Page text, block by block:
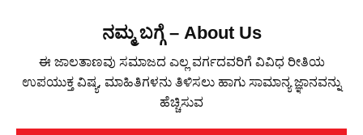
ನಮ್ಮ ಬಗ್ಗೆ – About Us
ಈ ಜಾಲತಾಣವು ಸಮಾಜದ ಎಲ್ಲ ವರ್ಗದವರಿಗೆ ವಿವಿಧ ರೀತಿಯ
ಉಪಯುಕ್ತ ವಿಷ್ಯ, ಮಾಹಿತಿಗಳನು ತಿಳಿಸಲು ಹಾಗು ಸಾಮಾನ್ಯ ಜ್ಞಾನವನ್ನು
ಹೆಚ್ಚಿಸುವ